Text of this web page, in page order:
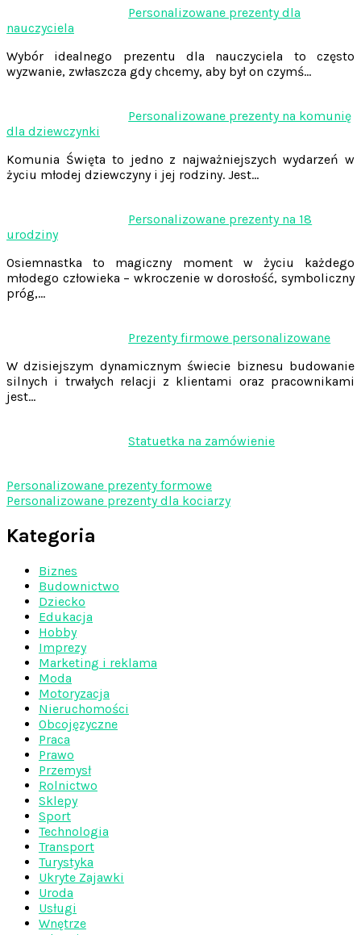
Personalizowane prezenty dla
nauczyciela
Wybór idealnego prezentu dla nauczyciela to często
wyzwanie, zwłaszcza gdy chcemy, aby był on czymś…
Personalizowane prezenty na komunię
dla dziewczynki
Komunia Święta to jedno z najważniejszych wydarzeń w
życiu młodej dziewczyny i jej rodziny. Jest…
Personalizowane prezenty na 18
urodziny
Osiemnastka to magiczny moment w życiu każdego
młodego człowieka – wkroczenie w dorosłość, symboliczny
próg,…
Prezenty firmowe personalizowane
W dzisiejszym dynamicznym świecie biznesu budowanie
silnych i trwałych relacji z klientami oraz pracownikami
jest…
Statuetka na zamówienie
wpisu
Personalizowane prezenty formowe
Personalizowane prezenty dla kociarzy
Kategoria
Biznes
Budownictwo
Dziecko
Edukacja
Hobby
Imprezy
Marketing i reklama
Moda
Motoryzacja
Nieruchomości
Obcojęzyczne
Praca
Prawo
Przemysł
Rolnictwo
Sklepy
Sport
Technologia
Transport
Turystyka
Ukryte Zajawki
Uroda
Usługi
Wnętrze